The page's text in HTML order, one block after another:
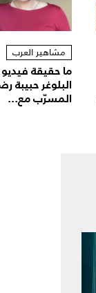
مشاهير العرب
ما حقيقة فيديو
البلوغر حبيبة
المسرّب مع...